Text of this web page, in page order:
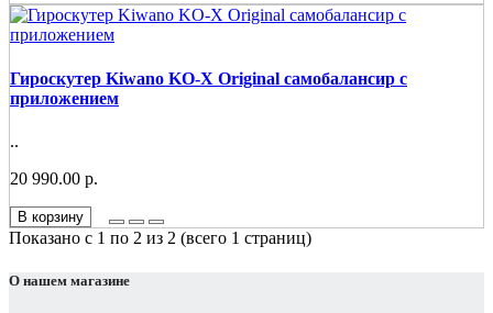
Гироскутер Kiwano KO-X Original самобалансир c
приложением
..
20 990.00 р.
В корзину
Показано с 1 по 2 из 2 (всего 1 страниц)
О нашем магазине